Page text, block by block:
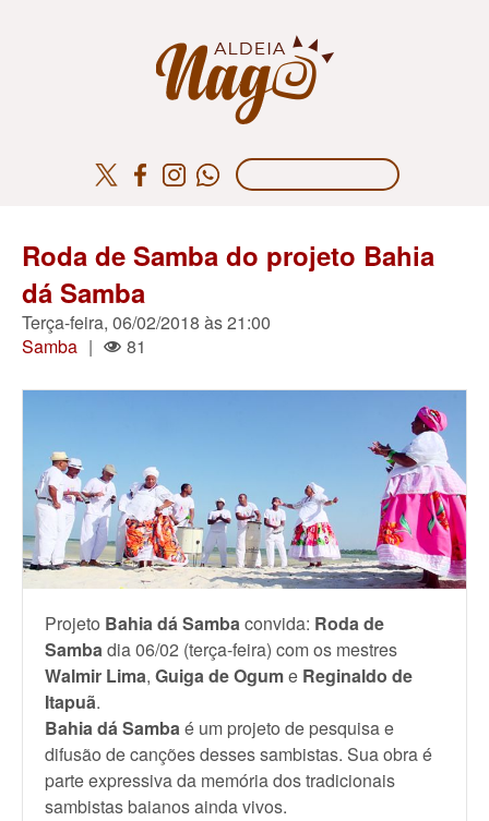
Roda de Samba do projeto Bahia
dá Samba
Terça-feira, 06/02/2018 às 21:00
Samba | 81
Projeto Bahia dá Sambaconvida: Roda de
Sambadia 06/02 (terça-feira) com os mestres
Walmir Lima, Guiga de Ogume Reginaldo de
Itapuã.
Bahia dá Sambaé um projeto de pesquisa e
difusão de canções desses sambistas. Sua obra é
parte expressiva da memória dos tradicionais
sambistas baianos ainda vivos.